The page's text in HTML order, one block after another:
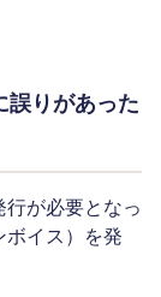
誤りがあった
が必要となっ
イス）を発